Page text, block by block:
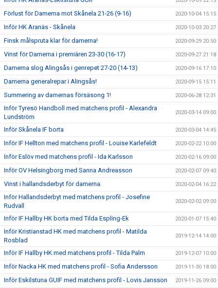
Förlust för Damerna mot Skånela 21-26 (9-16) 2020-10-04 15:15
Inför HK Aranäs - Skånela 2020-10-03 20:27
Finsk målspruta klar för damerna! 2020-09-29 20:50
Vinst för Damerna i premiären 23-30 (16-17) 2020-09-27 21:18
Damerna slog Alingsås i genrepet 27-20 (14-13) 2020-09-16 17:10
Damerna generalrepar i Alingsås! 2020-09-15 15:11
Summering av damernas försäsong 1! 2020-06-28 12:31
Inför Tyresö Handboll med matchens profil - Alexandra
Lundström
2020-03-14 09:00
Inför Skånela IF borta 2020-03-04 14:45
Inför IF Hellton med matchens profil - Louise Karlefeldt 2020-02-22 10:00
Inför Eslöv med matchens profil - Ida Karlsson 2020-02-16 09:00
Inför OV Helsingborg med Sanna Andreasson 2020-02-07 09:40
Vinst i hallandsderbyt för damerna. 2020-02-04 16:22
Inför Hallandsderbyt med matchens profil - Josefine
Rudvall
2020-02-02 09:00
Inför IF Hallby HK borta med Tilda Espling-Ek 2020-01-07 15:40
Inför Kristianstad HK med matchens profil - Matilda
Rosblad
2019-12-14 14:00
Inför IF Hallby HK med matchens profil - Tilda Palm 2019-12-07 10:00
Inför Nacka HK med matchens profil - Sofia Andersson 2019-11-30 18:00
Inför Eskilstuna GUIF med matchens profil - Lovis Jansson 2019-11-26 09:00